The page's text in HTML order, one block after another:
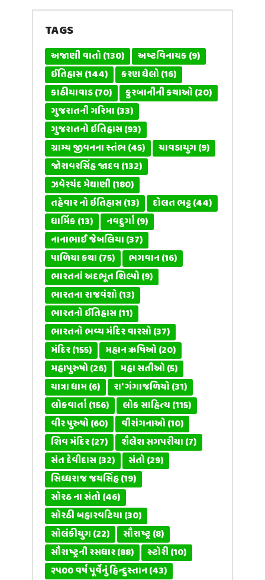
TAGS
અજાણી વાતો(130) અષ્ટવિનાયક(9)
ઈતિહાસ(144) કરણ ઘેલો(16)
કાઠીયાવાડ(70) કુરબાનીની કથાઓ(20)
ગુજરાતની ગરિમા(33)
ગુજરાતનો ઇતિહાસ(93)
ગ્રામ્ય જીવનના સ્તંભ(45) ચાવડાયુગ(9)
જોરાવરસિંહ જાદવ(132)
ઝવેરચંદ મેઘાણી(180)
તહેવાર નો ઇતિહાસ(13) દોલત ભટ્ટ(44)
ધાર્મિક(13) નવદુર્ગા(9)
નાનાભાઈ જેબલિયા(37)
પાળિયા કથા(75) ભગવાન(16)
ભારતનાં અદભૂત શિલ્પો(9)
ભારતના રાજવંશો(13)
ભારતનો ઈતિહાસ(11)
ભારતનો ભવ્ય મંદિર વારસો(37)
મંદિર(155) મહાન ઋષિઓ(20)
મહાપુરુષો(26) મહા સતીઓ(5)
યાત્રા ધામ(6) રા' ગંગાજળિયો(31)
લોકવાર્તા(156) લોક સાહિત્ય(115)
વીર પુરુષો(60) વીરાંગનાઓ(10)
શિવ મંદિર(27) શૈલેશ સગપરીયા(7)
સંત દેવીદાસ(32) સંતો(29)
સિધ્ધરાજ જયસિંહ(19)
સોરઠ ના સંતો(46)
સોરઠી બહારવટિયા(30)
સોલંકીયુગ(22) સૌરાષ્ટ્ર(8)
સૌરાષ્ટ્રની રસધાર(88) સ્ટોરી(10)
૨૫૦૦ વર્ષ પૂર્વેનું હિન્દુસ્તાન(43)